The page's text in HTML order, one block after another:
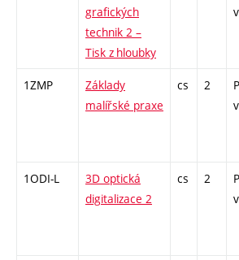
grafických
technik 2 –
Tisk z hloubky
1ZMP
Základy
malířské praxe
cs 2
1ODI-L
3D optická
digitalizace 2
cs 2